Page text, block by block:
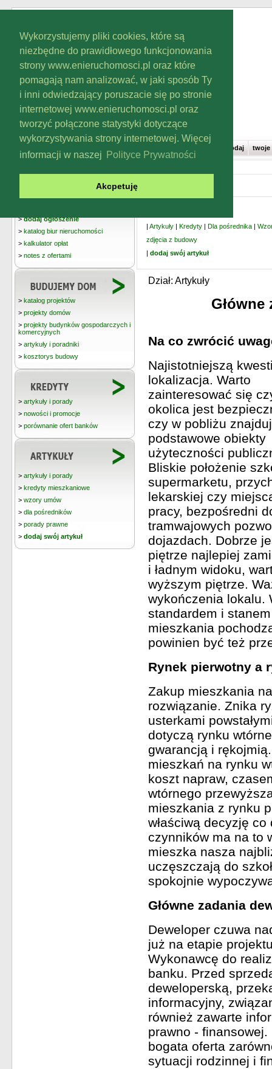
Wykorzystujemy pliki cookies, które są
niezbędne do prawidłowego funkcjonowania
strony www.enieruchomosci.pl oraz które
pomagają nam analizować, w jaki sposób Ty
i inni odwiedzający poruszacie się po stronie
internetowej www.enieruchomosci.pl oraz
tworzyć połączone statystyki dotyczące
wykorzystywania strony internetowej. Więcej
informacji w naszej
Polityce Prywatności
Akcpetuję
https://www.high-endrolex.com/43
twoje
dodaj
https://www.high-endrolex.com/43
>dodaj ogłoszenie
> katalog biur nieruchomości
> kalkulator opłat
> notes z ofertami
> katalog projektów
> projekty domów
> projekty budynków gospodarczych i
komercyjnych
> artykuły i poradniki
> kosztorys budowy
> artykuły i porady
> nowości i promocje
> porównanie ofert banków
> artykuły i porady
> kredyty mieszkaniowe
> wzory umów
> dla pośredników
> porady prawne
> dodaj swój artykuł
| Artykuły | Kredyty | Dla pośrednika |
zdjęcia z budowy
| dodaj swój artykuł
Dział: Artykuły
Na co zwrócić
Najistotniejszą
lokalizacja. Warto
zainteresować się
okolica jest
czy w pobliżu
podstawowe obiekty
użyteczności
Bliskie położenie
supermarketu,
lekarskiej czy
pracy, bezpośredni
tramwajowych
dojazdach. Dobrze
piętrze najlepiej
i ładnym widoku,
wyższym piętrze.
wykończenia lokalu.
standardem i
mieszkania
powinien być też
Rynek pierwotny a
Zakup mieszkania
rozwiązanie. Znika
usterkami
dotyczą rynku
gwarancją i
mieszkań na rynku
koszt napraw,
wtórnego
mieszkania z rynku
właściwą decyzję
czynników ma na to
mieszka nasza
uczęszczają do
spokojnie
Główne zadania
Deweloper czuwa
już na etapie
Wykonawcę do
banku. Przed
deweloperską,
informacyjny,
również zawarte
prawno -
bogata oferta
sytuacji rodzinnej i